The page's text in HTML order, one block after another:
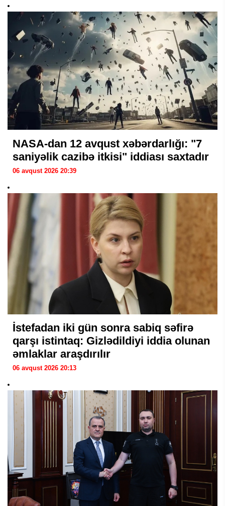
NASA-dan 12 avqust xəbərdarlığı: "7
saniyəlik cazibə itkisi" iddiası saxtadır
06 avqust 2026 20:39
İstefadan iki gün sonra sabiq səfirə
qarşı istintaq: Gizlədildiyi iddia olunan
əmlaklar araşdırılır
06 avqust 2026 20:13